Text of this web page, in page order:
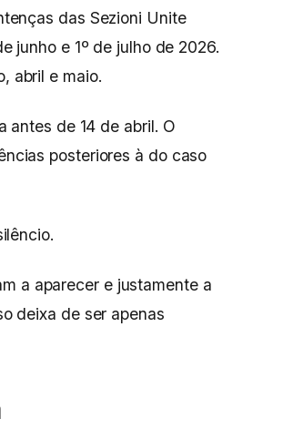
das Sezioni Unite
junho e 1º de julho de 2026.
abril e maio.
antes de 14 de abril. O
posteriores à do caso
a aparecer e justamente a
deixa de ser apenas